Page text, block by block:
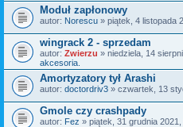
Moduł zapłonowy
autor: Norescu » piątek, 4 listopada
wingrack 2 - sprzedam
autor: Zwierzu » niedziela, 14
akcesoria.
Amortyzatory tył Arashi
autor: doctordriv3 » czwartek, 13
Gmole czy crashpady
autor: Fez » piątek, 31 grudnia